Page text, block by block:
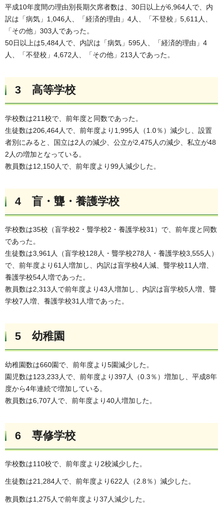
平成10年度間の理由別長期欠席者数は、30日以上が6,964人で、内
訳は「病気」1,046人、「経済的理由」4人、「不登校」5,611人、
「その他」303人であった。
50日以上は5,484人で、内訳は「病気」595人、「経済的理由」4
人、「不登校」4,672人、「その他」213人であった。
3 高等学校
学校数は211校で、前年度と同数であった。
生徒数は206,464人で、前年度より1,995人（1.0％）減少し、設置
者別にみると、国立は2人の減少、公立が2,475人の減少、私立が48
2人の増加となっている。
教員数は12,150人で、前年度より99人減少した。
4 盲・聾・養護学校
学校数は35校（盲学校2・聾学校2・養護学校31）で、前年度と同数
であった。
生徒数は3,961人（盲学校128人・聾学校278人・養護学校3,555人）
で、前年度より61人増加し、内訳は盲学校4人減、聾学校11人増、
養護学校54人増であった。
教員数は2,313人で前年度より43人増加し、内訳は盲学校5人増、聾
学校7人増、養護学校31人増であった。
5 幼稚園
幼稚園数は660園で、前年度より5園減少した。
園児数は123,233人で、前年度より397人（0.3％）増加し、平成8年
度から4年連続で増加している。
教員数は6,707人で、前年度より40人増加した。
6 専修学校
学校数は110校で、前年度より2校減少した。
生徒数は21,284人で、前年度より622人（2.8％）減少した。
教員数は1,275人で前年度より37人減少した。